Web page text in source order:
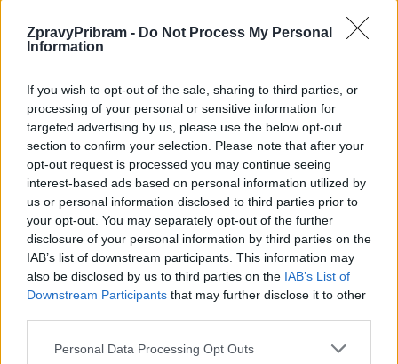
ZpravyPribram - Do Not Process My Personal
Information
If you wish to opt-out of the sale, sharing to third parties, or
processing of your personal or sensitive information for
targeted advertising by us, please use the below opt-out
section to confirm your selection. Please note that after your
opt-out request is processed you may continue seeing
interest-based ads based on personal information utilized by
us or personal information disclosed to third parties prior to
your opt-out. You may separately opt-out of the further
disclosure of your personal information by third parties on the
IAB’s list of downstream participants. This information may
also be disclosed by us to third parties on the IAB’s List of
Downstream Participants that may further disclose it to other
Personal Data Processing Opt Outs
Předchozí článek
Kvalita vody na koupalištích na
Příbramsku: Většina lokalit je
vhodná, problémy má Pilský
rybník
Následující článek
Dobříš chystá první graffiti
workshop. Zájemci si vyzkouší
street art pod vedením
profesionála
SOUVISEJÍCÍ ČLÁNKY
VÍCE OD AUTORA
Březnicko
Na zámku v Bukovanech tráví prázdniny
přes 70 dětí. Příměstské tábory se konají